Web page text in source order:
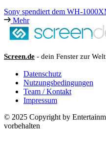
Sony spendiert dem WH-
Mehr
Screen.de - dein Fenster zur
Datenschutz
Nutzungsbedingungen
Team / Kontakt
Impressum
© 2025 Copyright by
vorbehalten